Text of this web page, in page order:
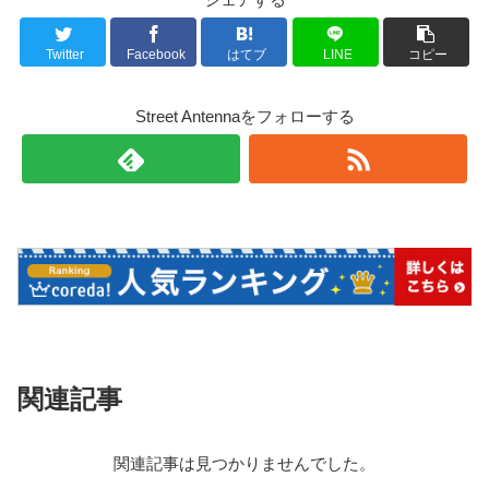
Twitter Facebook はてブ LINE コピー
Street Antennaをフォローする
関連記事
関連記事は見つかりませんでした。